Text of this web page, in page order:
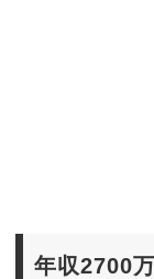
年収2700